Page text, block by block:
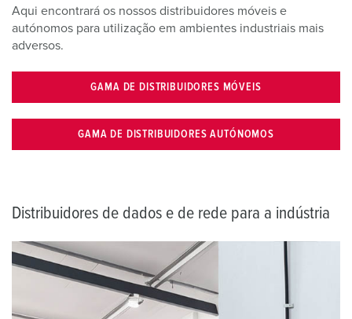
Aqui encontrará os nossos distribuidores móveis e
autónomos para utilização em ambientes industriais mais
adversos.
GAMA DE DISTRIBUIDORES MÓVEIS
GAMA DE DISTRIBUIDORES AUTÓNOMOS
Distribuidores de dados e de rede para a indústria